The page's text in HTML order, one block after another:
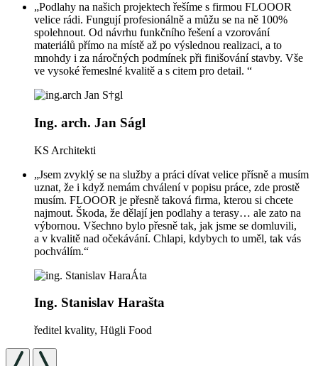
„Podlahy na našich projektech řešíme s firmou FLOOOR
velice rádi. Fungují profesionálně a můžu se na ně 100%
spolehnout. Od návrhu funkčního řešení a vzorování
materiálů přímo na místě až po výslednou realizaci, a to
mnohdy i za náročných podmínek při finišování stavby. Vše
ve vysoké řemeslné kvalitě a s citem pro detail. “
Ing. arch. Jan Ságl
KS Architekti
„Jsem zvyklý se na služby a práci dívat velice přísně a musím
uznat, že i když nemám chválení v popisu práce, zde prostě
musím. FLOOOR je přesně taková firma, kterou si chcete
najmout. Škoda, že dělají jen podlahy a terasy… ale zato na
výbornou. Všechno bylo přesně tak, jak jsme se domluvili,
a v kvalitě nad očekávání. Chlapi, kdybych to uměl, tak vás
pochválím.“
Ing. Stanislav Harašta
ředitel kvality, Hügli Food